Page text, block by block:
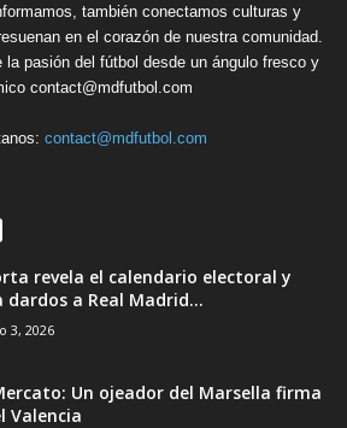
también conectamos culturas y
en el corazón de nuestra comunidad.
pasión del fútbol desde un ángulo fresco y
contact@mdfutbol.com
contact@mdfutbol.com
revela el calendario electoral y
dardos a Real Madrid...
3, 2026
Un ojeador del Marsella firma
Valencia